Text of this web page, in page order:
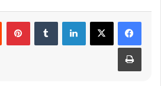
لينكدإن
طباعة